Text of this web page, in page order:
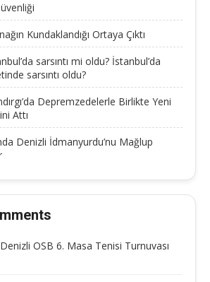
Kundaklandığı Ortaya Çıktı
sarsıntı mi oldu? İstanbul’da
sarsıntı oldu?
Depremzedelerle Birlikte Yeni
Attı
Denizli İdmanyurdu’nu Mağlup
Denizli OSB 6. Masa Tenisi Turnuvası